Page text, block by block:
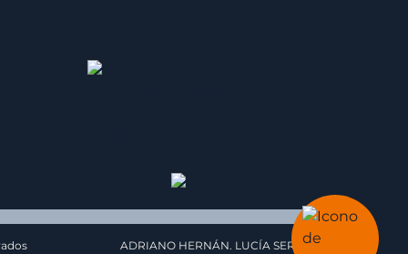
ADRIANO HERNÁN. LUCÍA SERRAT.